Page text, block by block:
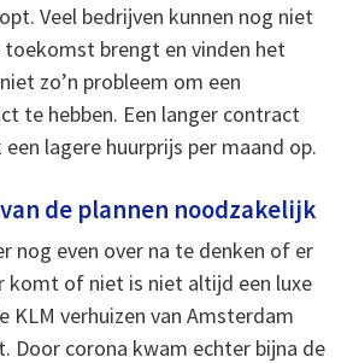
Veel bedrijven kunnen nog niet
brengt en vinden het
zo’n probleem om een
te hebben. Een langer contract
lagere huurprijs per maand op.
de plannen noodzakelijk
nog even over na te denken of er
komt of niet is niet altijd een luxe
KLM verhuizen van Amsterdam
Door corona kwam echter bijna de